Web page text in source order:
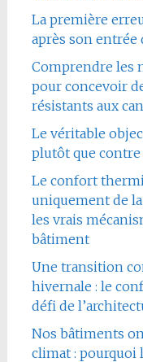
La première
après son
Comprendre les
pour concevoir
résistants aux
Le véritable
plutôt que
Le confort
uniquement de
les vrais
bâtiment
Une transition
hivernale : le
défi de
Nos bâtiments
climat : pourquoi